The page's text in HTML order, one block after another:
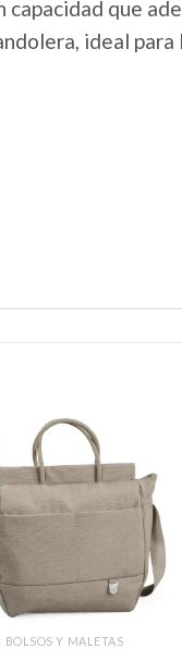
que
ideal para
Añadir
lista de
deseos
BOLSOS Y MALETAS